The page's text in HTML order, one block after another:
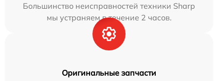
Большинство неисправностей техники Sharp
мы устраняем в течение 2 часов.
Оригинальные запчасти